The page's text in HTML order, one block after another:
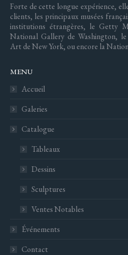
Forte de cette longue expérience,
clients, les principaux musées
institutions étrangères, le Getty
National Gallery de Washington,
Art de New York, ou encore la
MENU
Accueil
Galeries
Catalogue
Tableaux
Dessins
Sculptures
Ventes Notables
Événements
Contact